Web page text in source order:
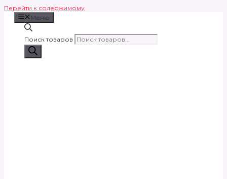
Перейти к содержимому
Меню
Поиск товаров